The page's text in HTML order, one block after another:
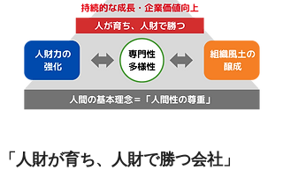
「人財が育ち、人財で勝つ会社」